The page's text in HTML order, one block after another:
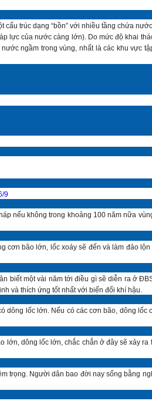
trúc dạng “bồn” với nhiều tầng chứa
lực của nước càng lớn). Do mức độ khai
ngầm trong vùng, nhất là các khu vực
9
nếu không trong khoảng 100 năm nữa
cơn bão lớn, lốc xoáy sẽ đến và làm đảo lộn
biết một vài năm tới điều gì sẽ diễn ra ở
và thích ứng tốt nhất với biến đổi khí hậu.
dông lốc lớn. Nếu có các cơn bão, dông lốc
dông lốc lớn, chắc chắn ở đây sẽ xảy ra
trọng. Người dân bao đời nay sống bằng